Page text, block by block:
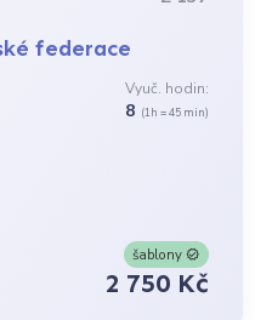
federace
Vyuč. hodin:
8 (1h = 45 min)
šablony
2 750 Kč